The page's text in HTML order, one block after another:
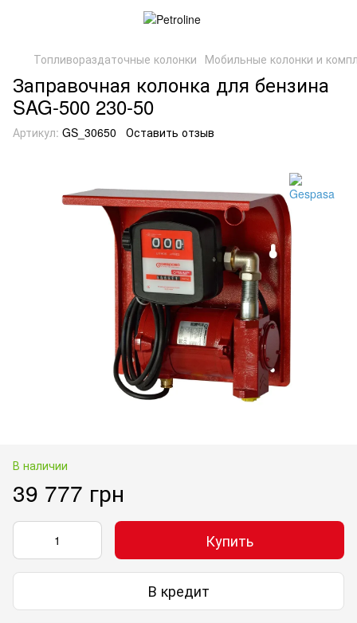
Топливораздаточные колонки Мобильные колонки и
Заправочная колонка для бензина
SAG-500 230-50
Артикул: GS_30650 Оставить отзыв
В наличии
39 777 грн
Купить
В кредит